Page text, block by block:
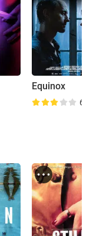
Equinox
6.0